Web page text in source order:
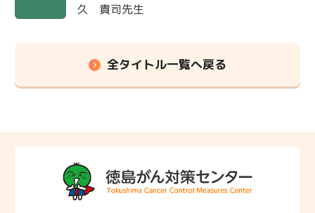
久 貴司先生
全タイトル一覧へ戻る